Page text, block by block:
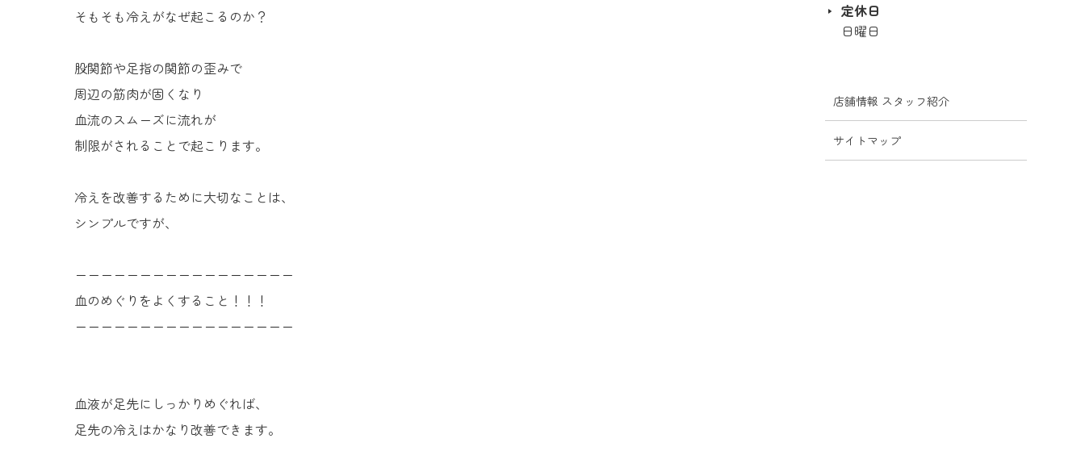
そもそも冷えがなぜ起こるのか？
股関節や足指の関節の歪みで
周辺の筋肉が固くなり
血流のスムーズに流れが
制限がされることで起こります。
冷えを改善するために大切なことは、
シンプルですが、
ーーーーーーーーーーーーーーーーー
血のめぐりをよくすること！！！
ーーーーーーーーーーーーーーーーー
血液が足先にしっかりめぐれば、
足先の冷えはかなり改善できます。
定休日
日曜日
店舗情報 スタッフ紹介
サイトマップ